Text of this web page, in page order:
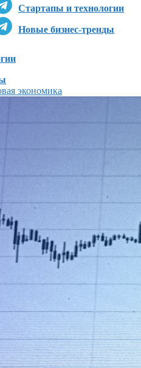
Стартапы и технологии
Новые бизнес-тренды
экономика